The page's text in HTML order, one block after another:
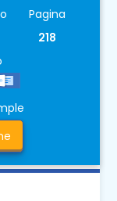
Pagina
218